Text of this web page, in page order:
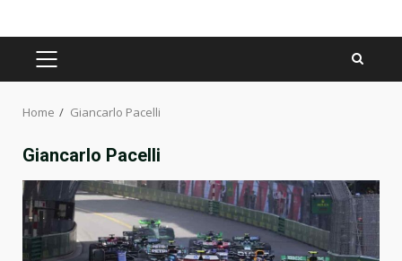
PRIMARY
MENU
Home Giancarlo Pacelli
Giancarlo Pacelli